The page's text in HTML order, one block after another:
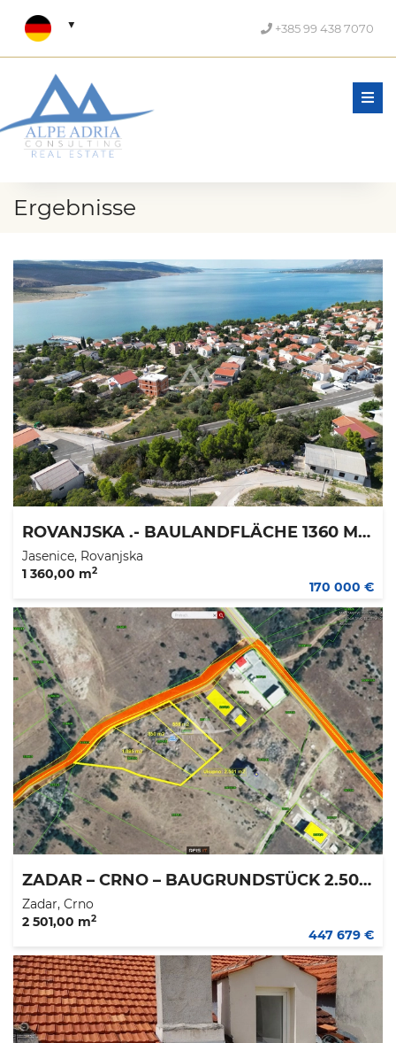
+385 99 438 7070
Ergebnisse
ROVANJSKA .- BAULANDFLÄCHE 1360 M2 - 170.000 €
Jasenice, Rovanjska
1 360,00 m2
170 000 €
ZADAR – CRNO – BAUGRUNDSTÜCK 2.501 M2 – 179 €/M2
Zadar, Crno
2 501,00 m2
447 679 €